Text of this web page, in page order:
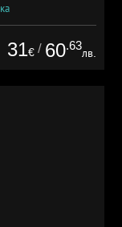
31€ / 60.63
лв.